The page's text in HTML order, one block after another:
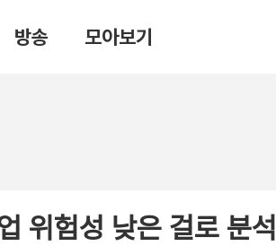
방송 모아보기
위험성 낮은 걸로 분석